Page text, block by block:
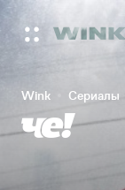
Wink Сериалы